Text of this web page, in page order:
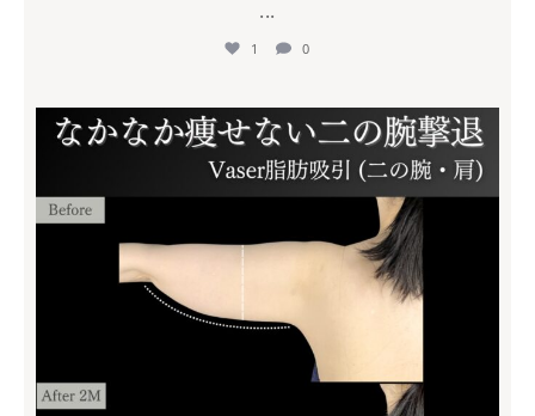
...
1 0
mycli.ebisu
7月 18